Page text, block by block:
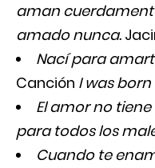
aman
amado nunca.
Nací para
Canción I was
El amor no
para todos los
Cuando te